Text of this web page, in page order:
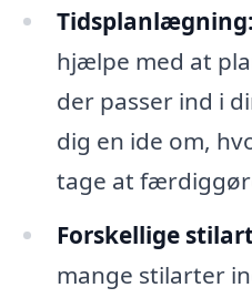
Tidsplanlægning:
hjælpe med at
der passer ind i
dig en ide om,
tage at
Forskellige
mange stilarter